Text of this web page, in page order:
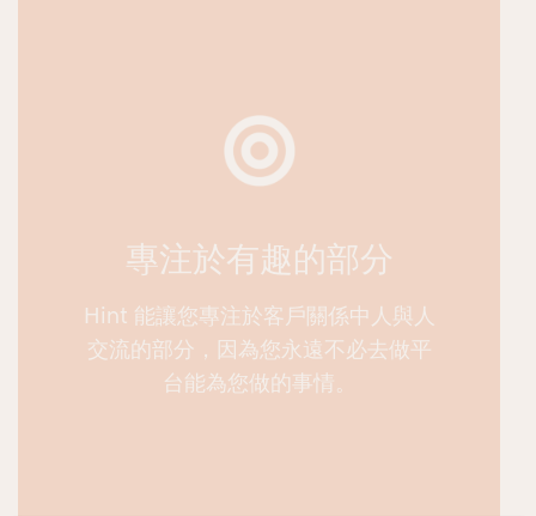
專注於有趣的部分
Hint 能讓您專注於客戶關係中人與人
交流的部分，因為您永遠不必去做平
台能為您做的事情。